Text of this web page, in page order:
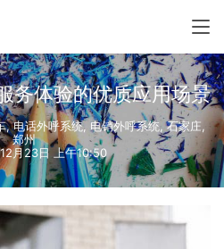
务体验的优质应用场景
,电话外呼系统, 电销外呼系统,石家庄
郑州
月23日 上午10:50